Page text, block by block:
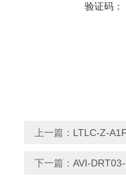
验证码：
上一篇： LTLC-Z-
下一篇： AVI-